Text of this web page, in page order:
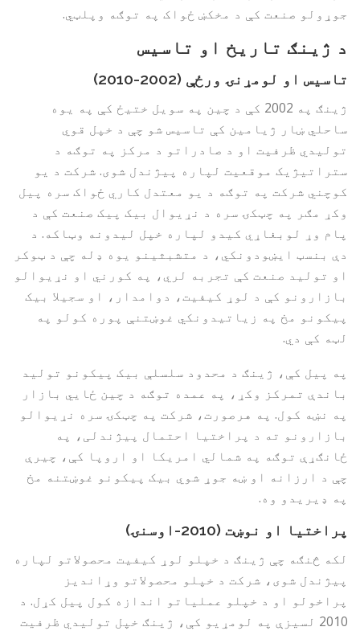
جوړولو صنعت کې د مخکښ ځواک په توګه وپلټي.
د ژینګ تاریخ او تاسیس
تاسیس او لومړنۍ ورځې (2002-2010)
ژینګ په 2002 کې د چین په سویل ختیځ کې په یوه
ساحلي ښار ژیامین کې تاسیس شو چې د خپل قوي
تولیدي ظرفیت او د صادراتو د مرکز په توګه د
ستراتیژیک موقعیت لپاره پیژندل شوی. شرکت د یو
کوچني شرکت په توګه د یو معتدل کاري ځواک سره پیل
وکړ مګر په چټکۍ سره د نړیوال بیک پیک صنعت کې د
پام وړ لوبغاړي کیدو لپاره خپل لیدونه وټاکه. د
دې بنسټ ایښودونکي، د متشبثینو یوه ډله چې د ټوکر
او تولید صنعت کې تجربه لري، په کورني او نړیوالو
بازارونو کې د لوړ کیفیت، دوامدار، او سجیلا بیک
پیکونو مخ په زیاتیدونکي غوښتنې پوره کولو په
لټه کې دي.
په پیل کې، ژینګ د محدود سلسلې بیک پیکونو تولید
باندې تمرکز وکړ، په عمده توګه د چین ځایي بازار
په نښه کول. په هرصورت، شرکت په چټکۍ سره نړیوالو
بازارونو ته د پراختیا احتمال پیژندلی، په
ځانګړې توګه په شمالي امریکا او اروپا کې، چیرې
چې د ارزانه او ښه جوړ شوي بیک پیکونو غوښتنه مخ
په ډیریدو وه.
پراختیا او نوښت (2010-اوسنۍ)
لکه څنګه چې ژینګ د خپلو لوړ کیفیت محصولاتو لپاره
پیژندل شوی، شرکت د خپلو محصولاتو وړاندیز
پراخولو او د خپلو عملیاتو اندازه کول پیل کړل. د
2010 لسیزې په لومړیو کې، ژینګ خپل تولیدي ظرفیت